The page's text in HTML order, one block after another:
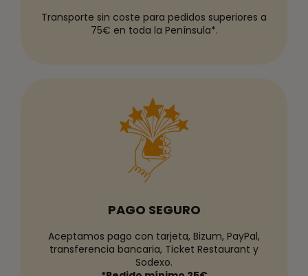
Transporte sin coste para pedidos superiores a
75€ en toda la Península*.
PAGO SEGURO
Aceptamos pago con tarjeta, Bizum, PayPal,
transferencia bancaria, Ticket Restaurant y
Sodexo.